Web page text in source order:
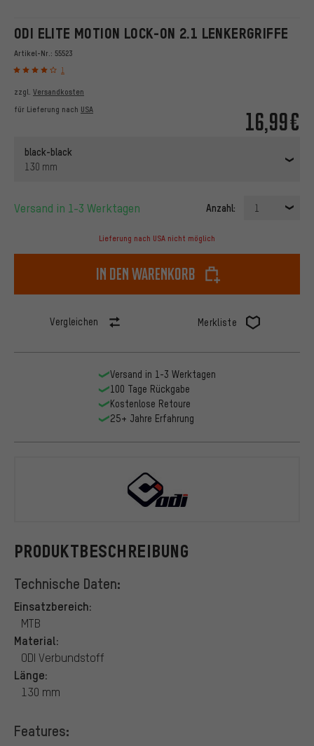
ODI ELITE MOTION LOCK-ON 2.1 LENKERGRIFFE
Artikel-Nr.: 55523
1
16,99€
zzgl. Versandkosten
für Lieferung nach USA
black-black
130 mm
Versand in 1-3 Werktagen Anzahl: 1
Lieferung nach USA nicht möglich
In den Warenkorb
Vergleichen Merkliste
PRODUKTBESCHREIBUNG
Technische Daten:
Einsatzbereich:
MTB
Material:
ODI Verbundstoff
Länge:
130 mm
Features:
Versand in 1-3 Werktagen
100 Tage Rückgabe
Kostenlose Retoure
25+ Jahre Erfahrung